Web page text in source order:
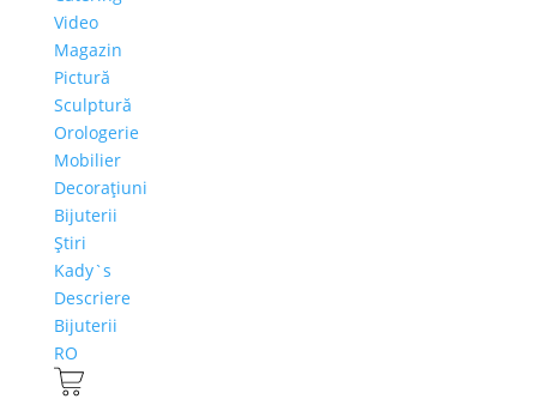
Video
Magazin
Pictură
Sculptură
Orologerie
Mobilier
Decoraţiuni
Bijuterii
Ştiri
Kady`s
Descriere
Bijuterii
RO